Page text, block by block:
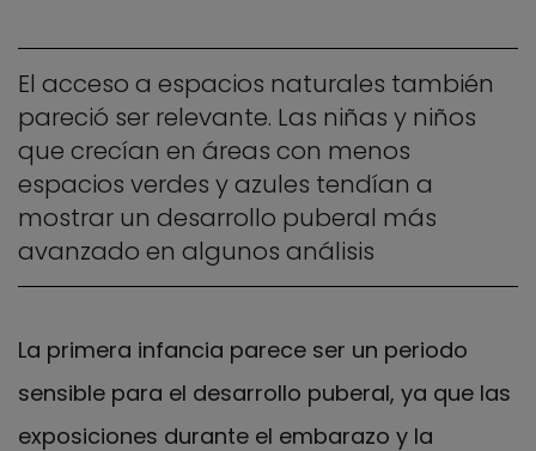
El acceso a espacios naturales también
pareció ser relevante. Las niñas y niños
que crecían en áreas con menos
espacios verdes y azules tendían a
mostrar un desarrollo puberal más
avanzado en algunos análisis
La primera infancia parece ser un periodo
sensible para el desarrollo puberal, ya que las
exposiciones durante el embarazo y la